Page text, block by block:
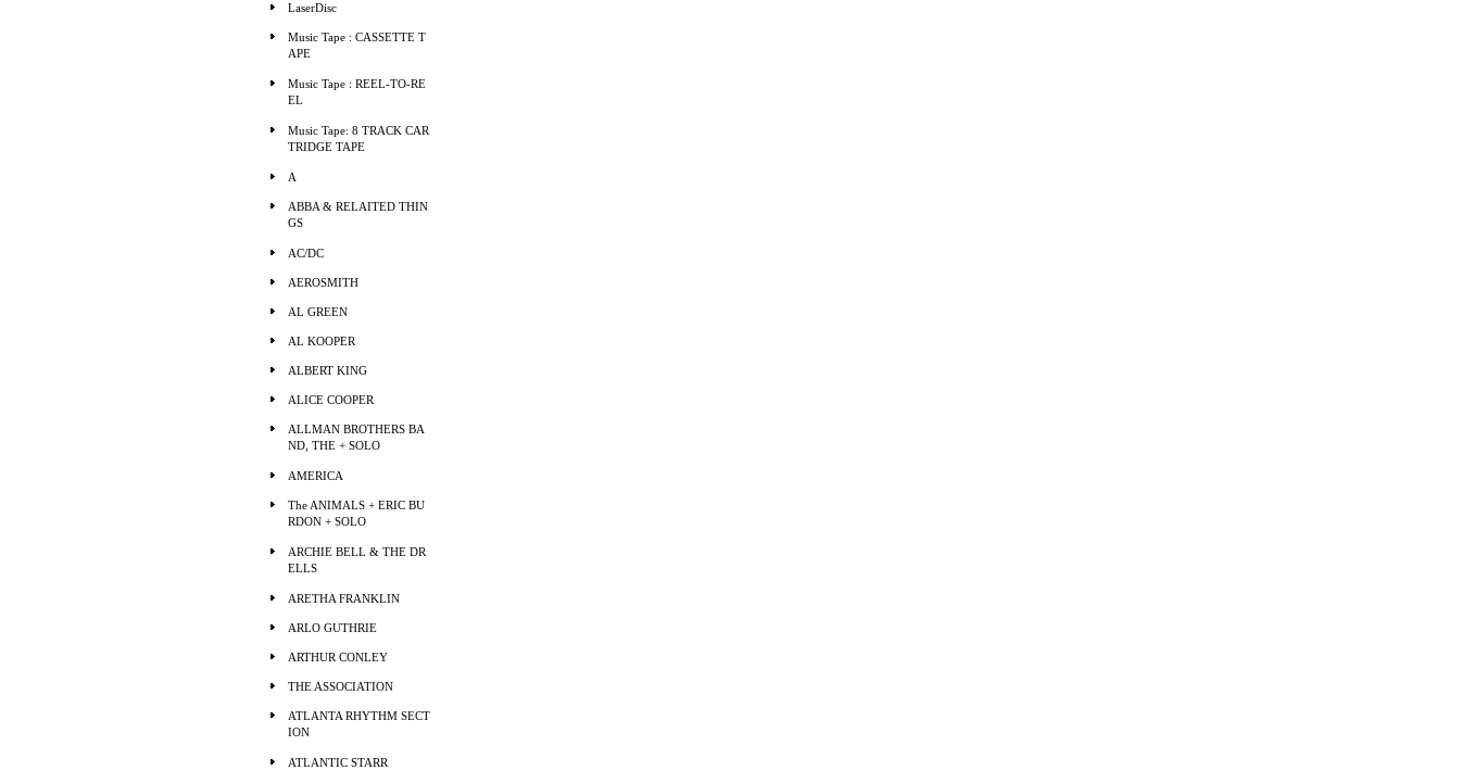
LaserDisc
Music Tape : CASSETTE T
APE
Music Tape : REEL-TO-RE
EL
Music Tape: 8 TRACK CAR
TRIDGE TAPE
A
ABBA & RELAITED THIN
GS
AC/DC
AEROSMITH
AL GREEN
AL KOOPER
ALBERT KING
ALICE COOPER
ALLMAN BROTHERS BA
ND, THE + SOLO
AMERICA
The ANIMALS + ERIC BU
RDON + SOLO
ARCHIE BELL & THE DR
ELLS
ARETHA FRANKLIN
ARLO GUTHRIE
ARTHUR CONLEY
THE ASSOCIATION
ATLANTA RHYTHM SECT
ION
ATLANTIC STARR